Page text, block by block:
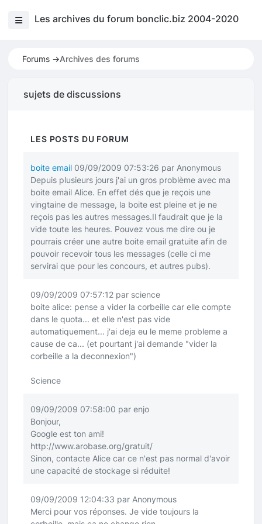
Les archives du forum bonclic.biz 2004-2020
Forums ->Archives des forums
sujets de discussions
LES POSTS DU FORUM
boite email 09/09/2009 07:53:26 par Anonymous
Depuis plusieurs jours j'ai un gros problème avec ma
boite email Alice. En effet dés que je reçois une
vingtaine de message, la boite est pleine et je ne
reçois pas les autres messages.Il faudrait que je la
vide toute les heures. Pouvez vous me dire ou je
pourrais créer une autre boite email gratuite afin de
pouvoir recevoir tous les messages (celle ci me
servirai que pour les concours, et autres pubs).
09/09/2009 07:57:12 par science
boite alice: pense a vider la corbeille car elle compte
dans le quota... et elle n'est pas vide
automatiquement... j'ai deja eu le meme probleme a
cause de ca... (et pourtant j'ai demande "vider la
corbeille a la deconnexion")
Science
09/09/2009 07:58:00 par enjo
Bonjour,
Google est ton ami!
http://www.arobase.org/gratuit/
Sinon, contacte Alice car ce n'est pas normal d'avoir
une capacité de stockage si réduite!
09/09/2009 12:04:33 par Anonymous
Merci pour vos réponses. Je vide toujours la